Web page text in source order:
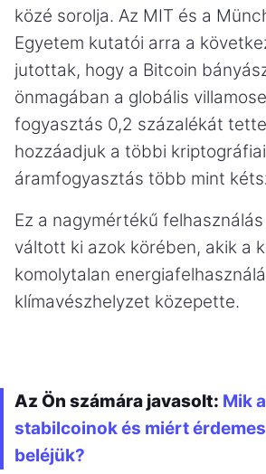
közé sorolja. Az MIT és a
Egyetem kutatói arra a
jutottak, hogy a Bitcoin
önmagában a globális
fogyasztás 0,2 százalékát
hozzáadjuk a többi
áramfogyasztás több mint
Ez a nagymértékű
váltott ki azok körében, akik a
komolytalan
klímavészhelyzet közepette.
Az Ön számára javasolt: Mik
stabilcoinok és miért
beléjük?